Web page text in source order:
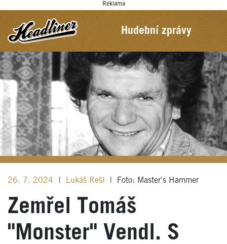
Reklama
Hudební zprávy
26. 7. 2024 Lukáš Rešl Foto: Master's Hammer
Zemřel Tomáš
"Monster" Vendl. S